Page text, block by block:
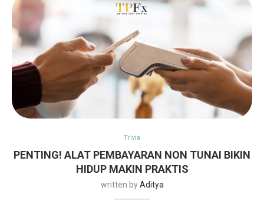
Trivia
PENTING! ALAT PEMBAYARAN NON TUNAI BIKIN
HIDUP MAKIN PRAKTIS
written byAditya